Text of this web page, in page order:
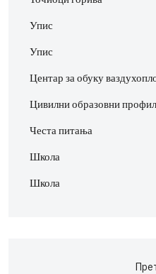
Упис
Упис
Центар за обуку
Цивилни образовни
Честа питања
Школа
Школа